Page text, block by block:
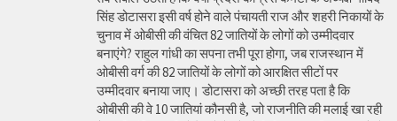
सिंह डोटासरा इसी वर्ष होने वाले पंचायती राज और शहरी निकायों के
चुनाव में ओबीसी की वंचित 82 जातियों के लोगों को उम्मीदवार
बनाएंगे? राहुल गांधी का सपना तभी पूरा होगा, जब राजस्थान में
ओबीसी वर्ग की 82 जातियों के लोगों को आरक्षित सीटों पर
उम्मीदवार बनाया जाए। डोटासरा को अच्छी तरह पता है कि
ओबीसी की वे 10 जातियां कौनसी है, जो राजनीति की मलाई खा रही